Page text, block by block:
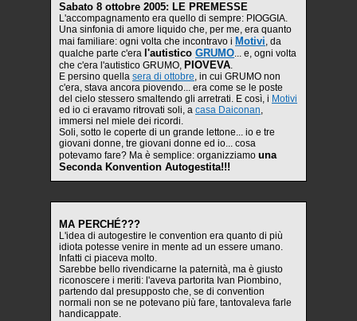
Sabato 8 ottobre 2005: LE PREMESSE
L'accompagnamento era quello di sempre: PIOGGIA.
Una sinfonia di amore liquido che, per me, era quanto
mai familiare: ogni volta che incontravo i Motivi, da
qualche parte c'era l'autistico GRUMO... e, ogni volta
che c'era l'autistico GRUMO, PIOVEVA.
E persino quella sera di ottobre, in cui GRUMO non
c'era, stava ancora piovendo... era come se le poste
del cielo stessero smaltendo gli arretrati. E così, i Motivi
ed io ci eravamo ritrovati soli, a casa Daiconan,
immersi nel miele dei ricordi.
Soli, sotto le coperte di un grande lettone... io e tre
giovani donne, tre giovani donne ed io... cosa
potevamo fare? Ma è semplice: organizziamo una
Seconda Konvention Autogestita!!!
MA PERCHÉ???
L'idea di autogestire le convention era quanto di più
idiota potesse venire in mente ad un essere umano.
Infatti ci piaceva molto.
Sarebbe bello rivendicarne la paternità, ma è giusto
riconoscere i meriti: l'aveva partorita Ivan Piombino,
partendo dal presupposto che, se di convention
normali non se ne potevano più fare, tantovaleva farle
handicappate.